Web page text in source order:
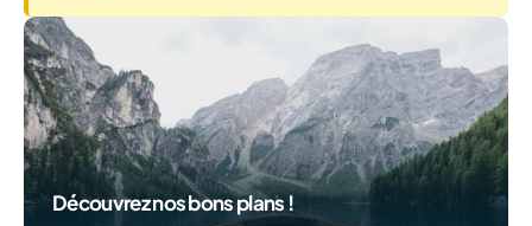
Découvrez nos bons plans !